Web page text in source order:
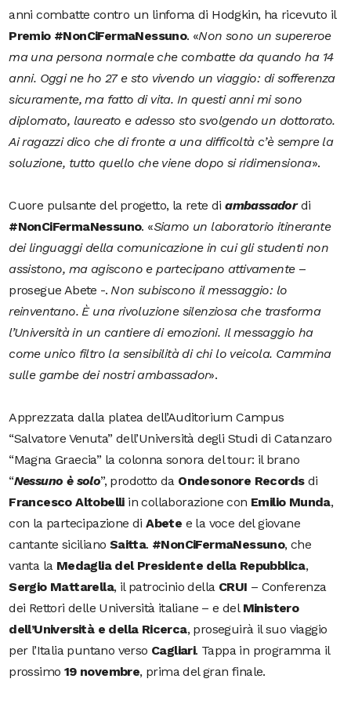
anni combatte contro un linfoma di Hodgkin, ha ricevuto il
Premio #NonCiFermaNessuno. «Non sono un supereroe
ma una persona normale che combatte da quando ha 14
anni. Oggi ne ho 27 e sto vivendo un viaggio: di sofferenza
sicuramente, ma fatto di vita. In questi anni mi sono
diplomato, laureato e adesso sto svolgendo un dottorato.
Ai ragazzi dico che di fronte a una difficoltà c’è sempre la
soluzione, tutto quello che viene dopo si ridimensiona».
Cuore pulsante del progetto, la rete diambassadordi
#NonCiFermaNessuno. «Siamo un laboratorio itinerante
dei linguaggi della comunicazione in cui gli studenti non
assistono, ma agiscono e partecipano attivamente–
prosegue Abete -.Non subiscono il messaggio: lo
reinventano. È una rivoluzione silenziosa che trasforma
l’Università in un cantiere di emozioni. Il messaggio ha
come unico filtro la sensibilità di chi lo veicola. Cammina
sulle gambe dei nostri ambassador».
Apprezzata dalla platea dell’Auditorium Campus
“Salvatore Venuta” dell’Università degli Studi di Catanzaro
“Magna Graecia” la colonna sonora del tour: il brano
“Nessuno è solo”, prodotto da Ondesonore Recordsdi
Francesco Altobelliin collaborazione con Emilio Munda,
con la partecipazione diAbete e la voce del giovane
cantante siciliano Saitta. #NonCiFermaNessuno, che
vanta la Medaglia del Presidente della Repubblica,
Sergio Mattarella, il patrocinio della CRUI – Conferenza
dei Rettori delle Università italiane – e del Ministero
dell’Università e della Ricerca, proseguirà il suo viaggio
per l’Italia puntano verso Cagliari. Tappa in programma il
prossimo 19 novembre, prima del gran finale.